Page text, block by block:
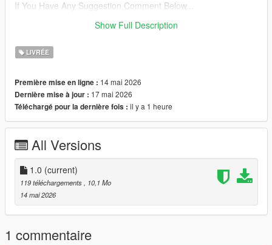
If You Have Any Suggestion Comment Below...
Show Full Description
LIVRÉE
Première mise en ligne : 14 mai 2026
Dernière mise à jour : 17 mai 2026
Téléchargé pour la dernière fois : il y a 1 heure
All Versions
1.0 (current)
119 téléchargements
, 10,1 Mo
14 mai 2026
1 commentaire